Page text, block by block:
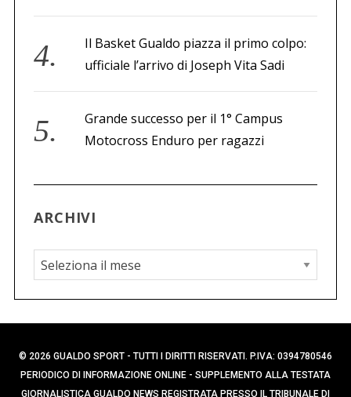
Il Basket Gualdo piazza il primo colpo:
ufficiale l’arrivo di Joseph Vita Sadi
Grande successo per il 1° Campus
Motocross Enduro per ragazzi
ARCHIVI
A
r
c
h
i
v
i
© 2026 GUALDO SPORT - TUTTI I DIRITTI RISERVATI. P.IVA: 0394780546
PERIODICO DI INFORMAZIONE ONLINE - SUPPLEMENTO ALLA TESTATA
GIORNALISTICA GUALDO NEWS REGISTRATA PRESSO IL TRIBUNALE DI